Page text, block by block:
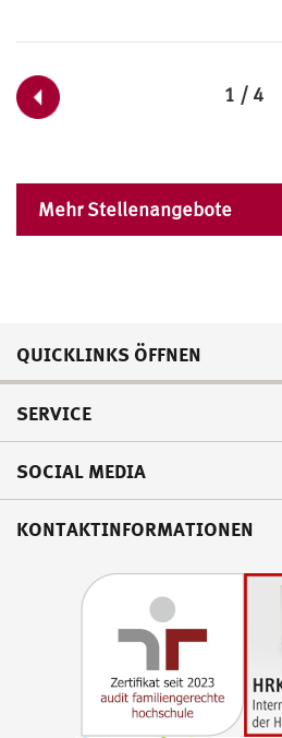
1 / 4
Mehr Stellenangebote
QUICKLINKS ÖFFNEN
SERVICE
SOCIAL MEDIA
KONTAKTINFORMATIONEN